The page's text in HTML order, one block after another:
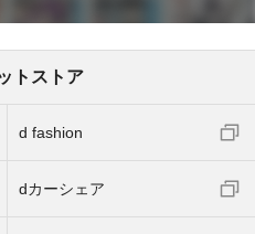
トストア
d fashion
dカーシェア